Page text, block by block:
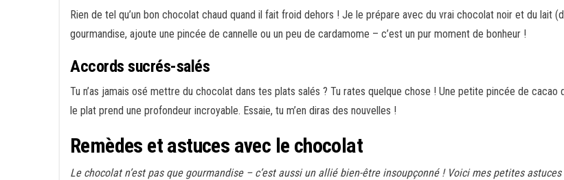
Rien de tel qu’un bon chocolat chaud quand il fait froid dehors ! Je le prépare avec du vrai chocolat noir et du lait
gourmandise, ajoute une pincée de cannelle ou un peu de cardamome – c’est un pur moment de bonheur !
Accords sucrés-salés
Tu n’as jamais osé mettre du chocolat dans tes plats salés ? Tu rates quelque chose ! Une petite pincée de
le plat prend une profondeur incroyable. Essaie, tu m’en diras des nouvelles !
Remèdes et astuces avec le chocolat
Le chocolat n’est pas que gourmandise – c’est aussi un allié bien-être insoupçonné ! Voici mes petites